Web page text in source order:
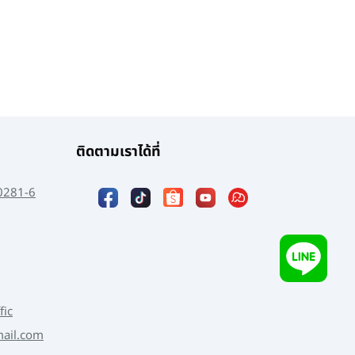
6
ติดตามเราได้ที่